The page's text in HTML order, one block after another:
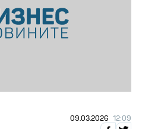
09.03.2026 12:09